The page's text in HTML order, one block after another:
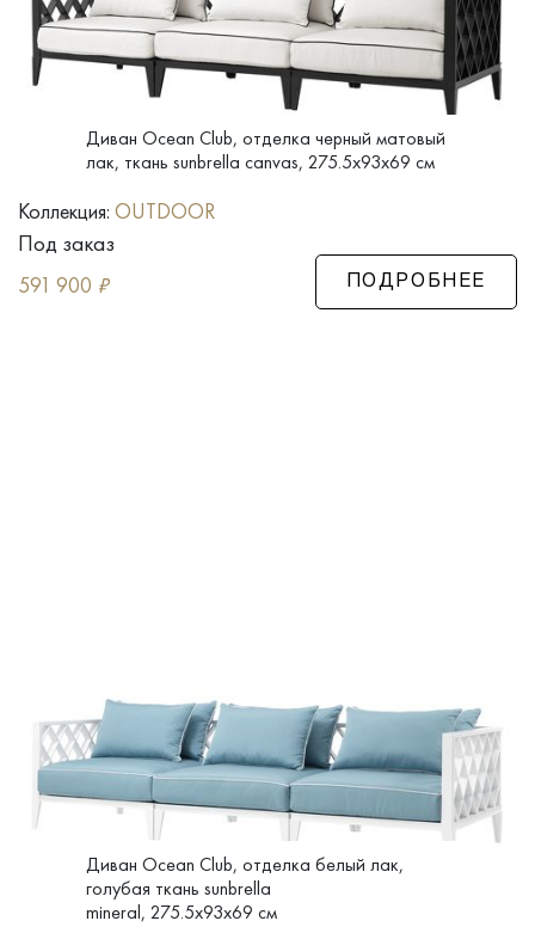
Диван Ocean Club, отделка черный матовый
лак, ткань sunbrella canvas, 275.5x93x69 см
Коллекция: OUTDOOR
Под заказ
591 900 ₽ ПОДРОБНЕЕ
Диван Ocean Club, отделка белый лак,
голубая ткань sunbrella
mineral, 275.5x93x69 см